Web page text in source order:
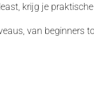
krijg je
van beginners